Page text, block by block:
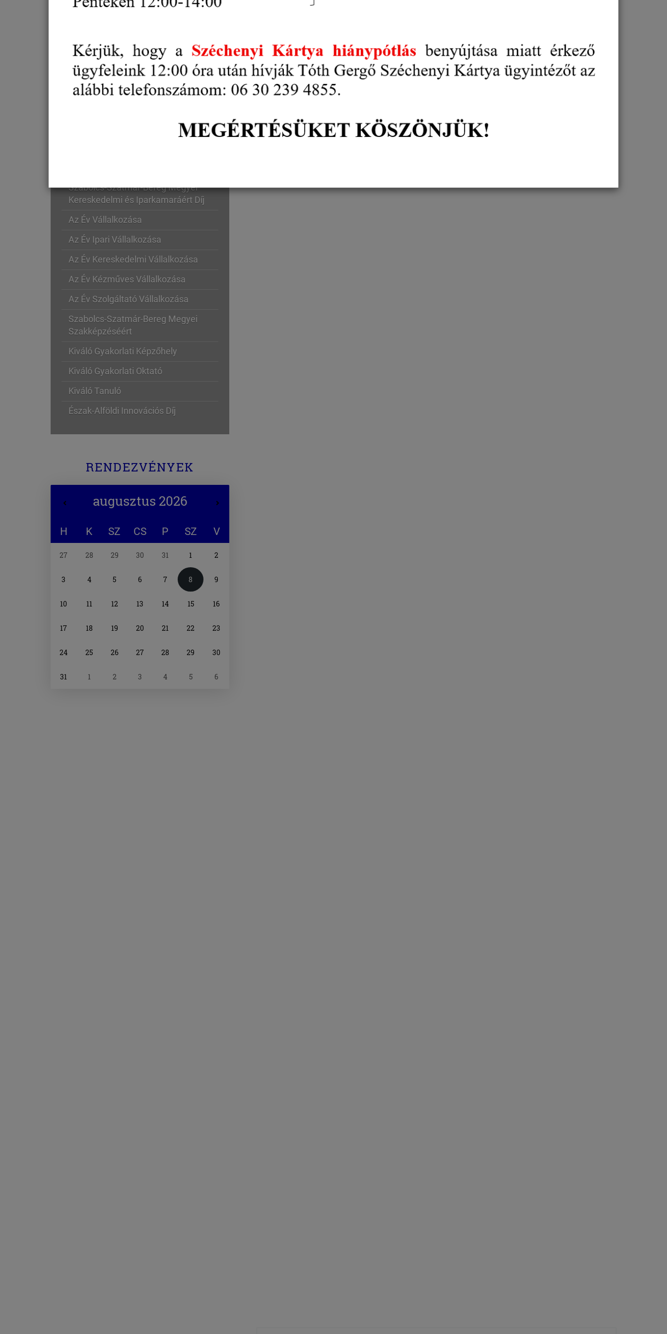
Külgazdaság, külkereskedelem
Gazdaság és
Vállalkozásfejlesztés
Szabolcs-Szatmár-Bereg Megyei
Kereskedelmi és Iparkamaráért Díj
Az Év Vállalkozása
Az Év Ipari Vállalkozása
Az Év Kereskedelmi Vállalkozása
Az Év Kézműves Vállalkozása
Az Év Szolgáltató Vállalkozása
Szabolcs-Szatmár-Bereg Megyei
Szakképzéséért
Kiváló Gyakorlati Képzőhely
Kiváló Gyakorlati Oktató
Kiváló Tanuló
Észak-Alföldi Innovációs Díj
RENDEZVÉNYEK
választó
augusztus 2026
H K SZ CS P SZ V
27 28 29 30 31 1 2
3 4 5 6 7 8 9
10 11 12 13 14 15 16
17 18 19 20 21 22 23
24 25 26 27 28 29 30
31 1 2 3 4 5 6
tevékenykedő, az oktató-nevelő munkát kiemelkedő eredményességgel végző oktatók részére
munkájuk elismerése céljából.